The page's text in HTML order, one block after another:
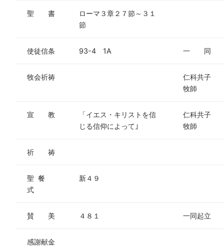
聖 書
ローマ３章２７節～３１
節
使徒信条 93-4 1A 一 同
牧会祈祷
仁科共子
牧師
宣 教
「イエス・キリストを信
じる信仰によって｣
仁科共子
牧師
祈 祷
聖 餐
式
新４９
賛 美 ４８１ 一同起立
感謝献金